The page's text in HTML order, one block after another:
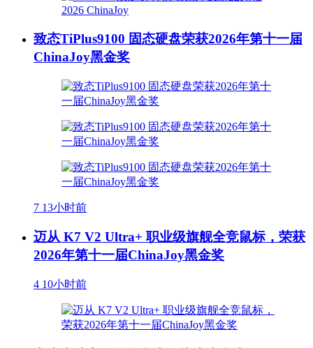
致态TiPlus9100 固态硬盘荣获2026年第十一届
ChinaJoy黑金奖
7 13小时前
迈从 K7 V2 Ultra+ 职业级旗舰全竞鼠标，荣获
2026年第十一届ChinaJoy黑金奖
4 10小时前